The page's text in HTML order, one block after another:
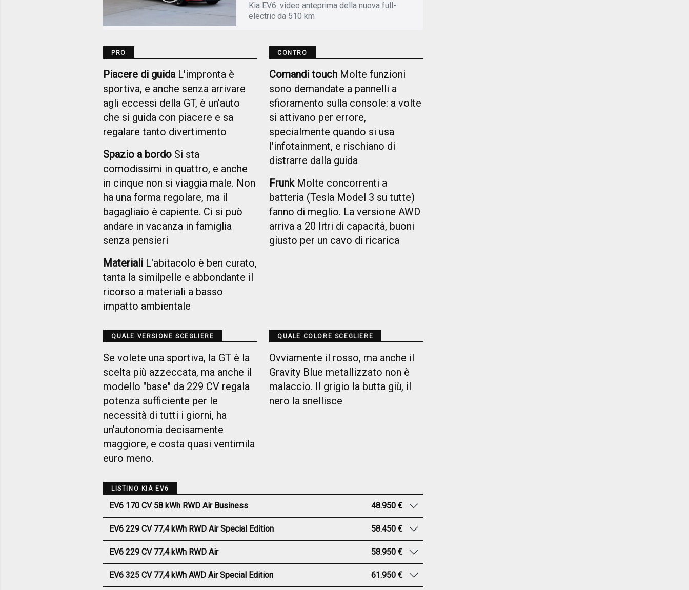
Kia EV6: video anteprima della nuova full-
electric da 510 km
PRO
Piacere di guidaL'impronta è
sportiva, e anche senza arrivare
agli eccessi della GT, è un'auto
che si guida con piacere e sa
regalare tanto divertimento
Spazio a bordo Si sta
comodissimi in quattro, e anche
in cinque non si viaggia male. Non
ha una forma regolare, ma il
bagagliaio è capiente. Ci si può
andare in vacanza in famiglia
senza pensieri
Materiali L'abitacolo è ben curato,
tanta la similpelle e abbondante il
ricorso a materiali a basso
impatto ambientale
CONTRO
Comandi touch Molte funzioni
sono demandate a pannelli a
sfioramento sulla console: a volte
si attivano per errore,
specialmente quando si usa
l'infotainment, e rischiano di
distrarre dalla guida
FrunkMolte concorrenti a
batteria (Tesla Model 3 su tutte)
fanno di meglio. La versione AWD
arriva a 20 litri di capacità, buoni
giusto per un cavo di ricarica
QUALE VERSIONE SCEGLIERE
Se volete una sportiva, la GT è la
scelta più azzeccata, ma anche il
modello "base" da 229 CV regala
potenza sufficiente per le
necessità di tutti i giorni, ha
un'autonomia decisamente
maggiore, e costa quasi ventimila
euro meno.
QUALE COLORE SCEGLIERE
Ovviamente il rosso, ma anche il
Gravity Blue metallizzato non è
malaccio. Il grigio la butta giù, il
nero la snellisce
LISTINO KIA EV6
EV6 170 CV 58 kWh RWD Air Business 48.950 €
EV6 229 CV 77,4 kWh RWD Air Special Edition 58.450 €
EV6 229 CV 77,4 kWh RWD Air 58.950 €
EV6 325 CV 77,4 kWh AWD Air Special Edition 61.950 €